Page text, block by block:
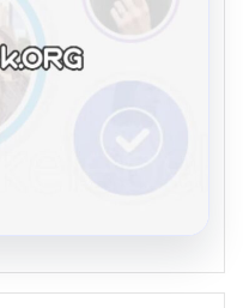
İle Çevrim içi